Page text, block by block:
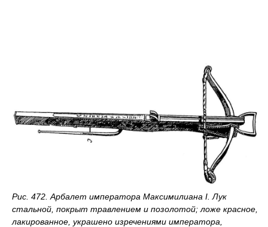
Рис. 472. Арбалет императора Максимилиана I. Лук
стальной, покрыт травлением и позолотой; ложе красное,
лакированное, украшено изречениями императора,